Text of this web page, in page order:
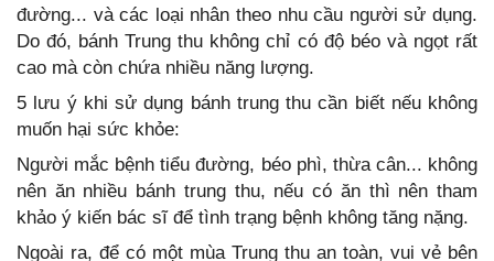
đường... và các loại nhân theo nhu cầu người sử dụng.
Do đó, bánh Trung thu không chỉ có độ béo và ngọt rất
cao mà còn chứa nhiều năng lượng.
5 lưu ý khi sử dụng bánh trung thu cần biết nếu không
muốn hại sức khỏe:
Người mắc bệnh tiểu đường, béo phì, thừa cân... không
nên ăn nhiều bánh trung thu, nếu có ăn thì nên tham
khảo ý kiến bác sĩ để tình trạng bệnh không tăng nặng.
Ngoài ra, để có một mùa Trung thu an toàn, vui vẻ bên